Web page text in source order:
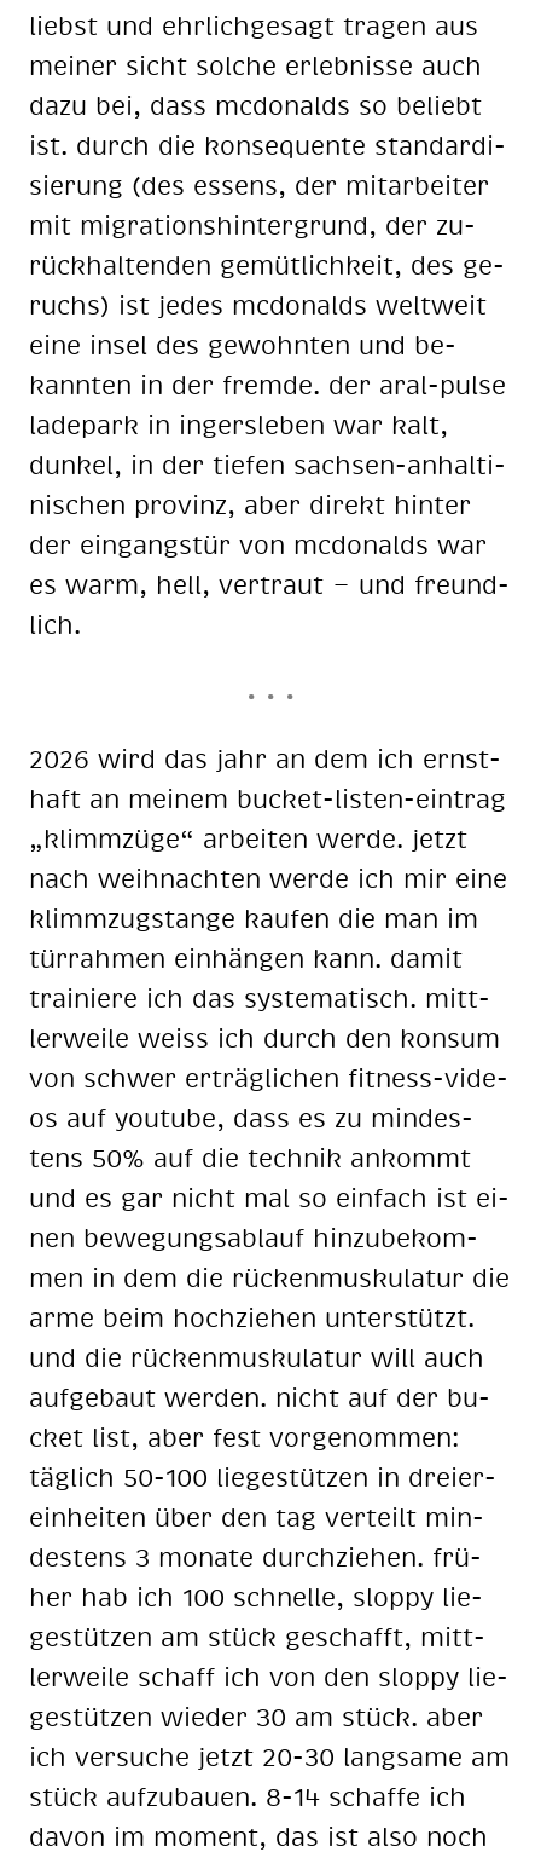
liebst und ehr­lich­ge­sagt tra­gen aus
mei­ner sicht sol­che er­leb­nis­se auch
dazu bei, dass mc­do­nalds so be­liebt
ist. durch die kon­se­quen­te stan­dar­di­
sie­rung (des es­sens, der mit­ar­bei­ter
mit mi­gra­ti­ons­hin­ter­grund, der zu­
rück­hal­ten­den ge­müt­lich­keit, des ge­
ruchs) ist je­des mc­do­nalds welt­weit
eine in­sel des ge­wohn­ten und be­
kann­ten in der frem­de. der aral-pul­se
la­de­park in in­gers­le­ben war kalt,
dun­kel, in der tie­fen sach­sen-an­hal­ti­
ni­schen pro­vinz, aber di­rekt hin­ter
der ein­gangs­tür von mc­do­nalds war
es warm, hell, ver­traut — und freund­
lich.
2026 wird das jahr an dem ich ernst­
haft an mei­nem bu­cket-lis­ten-ein­trag
„klimm­zü­ge“ ar­bei­ten wer­de. jetzt
nach weih­nach­ten wer­de ich mir eine
klimm­zug­stan­ge kau­fen die man im
tür­rah­men ein­hän­gen kann. da­mit
trai­nie­re ich das sys­te­ma­tisch. mitt­
ler­wei­le weiss ich durch den kon­sum
von schwer er­träg­li­chen fit­ness-vi­de­
os auf you­tube, dass es zu min­des­
tens 50% auf die tech­nik an­kommt
und es gar nicht mal so ein­fach ist ei­
nen be­we­gungs­ab­lauf hin­zu­be­kom­
men in dem die rü­cken­mus­ku­la­tur die
arme beim hoch­zie­hen un­ter­stützt.
und die rü­cken­mus­ku­la­tur will auch
auf­ge­baut wer­den. nicht auf der bu­
cket list, aber fest vor­ge­nom­men:
täg­lich 50-100 lie­ge­stüt­zen in drei­er-
ein­hei­ten über den tag ver­teilt min­
des­tens 3 mo­na­te durch­zie­hen. frü­
her hab ich 100 schnel­le, slop­py lie­
ge­stüt­zen am stück ge­schafft, mitt­
ler­wei­le schaff ich von den slop­py lie­
ge­stüt­zen wie­der 30 am stück. aber
ich ver­su­che jetzt 20-30 lang­sa­me am
stück auf­zu­bau­en. 8-14 schaf­fe ich
da­von im mo­ment, das ist also noch